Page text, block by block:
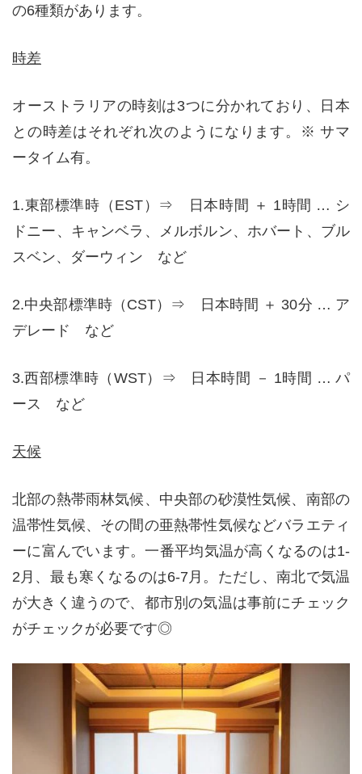
の6種類があります。
時差
オーストラリアの時刻は3つに分かれており、日本
との時差はそれぞれ次のようになります。※ サマ
ータイム有。
1.東部標準時（EST）⇒ 日本時間 ＋ 1時間 … シ
ドニー、キャンベラ、メルボルン、ホバート、ブル
スベン、ダーウィン など
2.中央部標準時（CST）⇒ 日本時間 ＋ 30分 … ア
デレード など
3.西部標準時（WST）⇒ 日本時間 － 1時間 … パ
ース など
天候
北部の熱帯雨林気候、中央部の砂漠性気候、南部の
温帯性気候、その間の亜熱帯性気候などバラエティ
ーに富んでいます。一番平均気温が高くなるのは1-
2月、最も寒くなるのは6-7月。ただし、南北で気温
が大きく違うので、都市別の気温は事前にチェック
がチェックが必要です◎